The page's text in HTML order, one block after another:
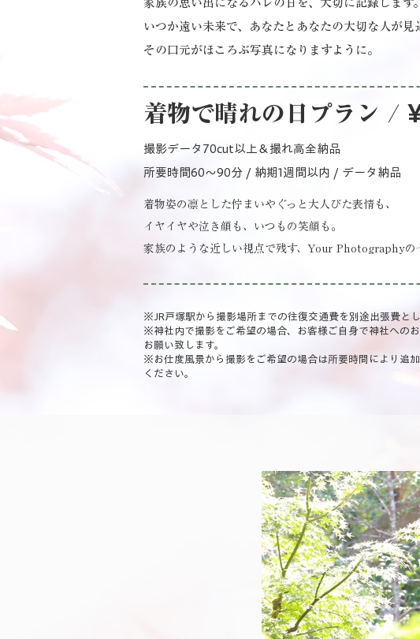
​家族の思い出になるハレの日を、大切に記録します。
いつか遠い未来で、あなたとあなたの大切な人が見
その口元がほころぶ写真になりますように。
着物で晴れの日プラン /
撮影データ70cut以上＆撮れ高全納品
所要時間60～90分 / 納期1週間以内 / データ納品
着物姿の凛とした佇まいやぐっと大人びた表情も、
イヤイヤや泣き顔も、いつもの笑顔も。
家族のような近しい視点で残す、Your Photographyの
​※JR戸塚駅から撮影場所までの往復交通費を別途出張費とし
​※神社内で撮影をご希望の場合、お客様ご自身で神社への
お願い致します。
※お仕度風景から撮影をご希望の場合は所要時間により追
ください。